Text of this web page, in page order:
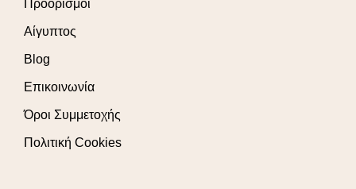
Προορισμοί
Αίγυπτος
Blog
Επικοινωνία
Όροι Συμμετοχής
Πολιτική Cookies